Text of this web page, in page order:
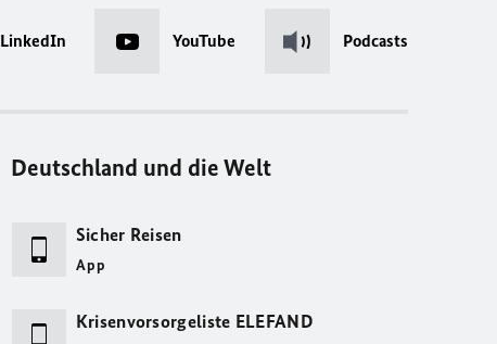
LinkedIn YouTube Podcasts
Deutschland und die Welt
Sicher Reisen
App
Krisenvorsorgeliste ELEFAND